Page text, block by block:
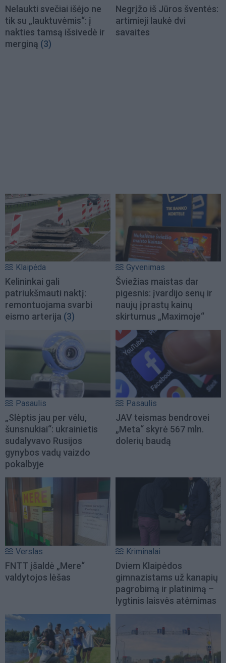
Nelaukti svečiai išėjo ne
tik su „lauktuvėmis“: į
nakties tamsą išsivedė ir
merginą (3)
Negrįžo iš Jūros šventės:
artimieji laukė dvi
savaites
Klaipėda
Kelininkai gali
patriukšmauti naktį:
remontuojama svarbi
eismo arterija (3)
Gyvenimas
Šviežias maistas dar
pigesnis: įvardijo senų ir
naujų įprastų kainų
skirtumus „Maximoje“
Pasaulis
„Slėptis jau per vėlu,
šunsnukiai“: ukrainietis
sudalyvavo Rusijos
gynybos vadų vaizdo
pokalbyje
Pasaulis
JAV teismas bendrovei
„Meta“ skyrė 567 mln.
dolerių baudą
Verslas
FNTT įšaldė „Mere“
valdytojos lėšas
Kriminalai
Dviem Klaipėdos
gimnazistams už kanapių
pagrobimą ir platinimą –
lygtinis laisvės atėmimas